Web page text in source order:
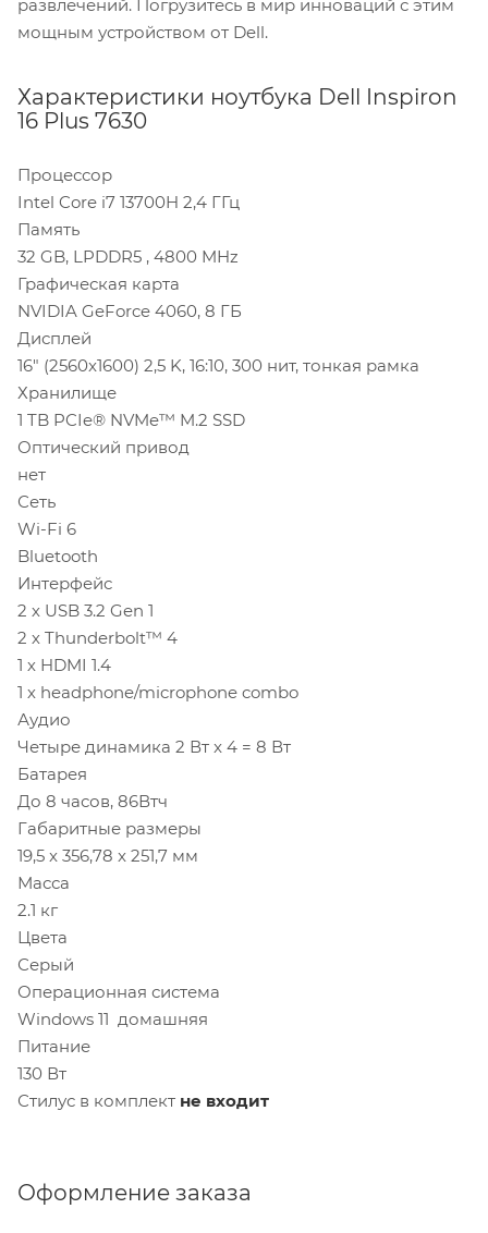
развлечений. Погрузитесь в мир инноваций с этим
мощным устройством от Dell.
Характеристики ноутбука Dell Inspiron
16 Plus 7630
Процессор
Intel Core i7 13700H 2,4 ГГц
Память
32 GB, LPDDR5 , 4800 MHz
Графическая карта
NVIDIA GeForce 4060, 8 ГБ
Дисплей
16" (2560x1600) 2,5 K, 16:10, 300 нит, тонкая рамка
Хранилище
1 TB PCIe® NVMe™ M.2 SSD
Оптический привод
нет
Сеть
Wi-Fi 6
Bluetooth
Интерфейс
2 х USB 3.2 Gen 1
2 х Thunderbolt™ 4
1 х HDMI 1.4
1 х headphone/microphone combo
Аудио
Четыре динамика 2 Вт x 4 = 8 Вт
Батарея
До 8 часов, 86Втч
Габаритные размеры
19,5 x 356,78 x 251,7 мм
Масса
2.1 кг
Цвета
Серый
Операционная система
Windows 11 домашняя
Питание
130 Вт
Стилус в комплект не входит
Оформление заказа